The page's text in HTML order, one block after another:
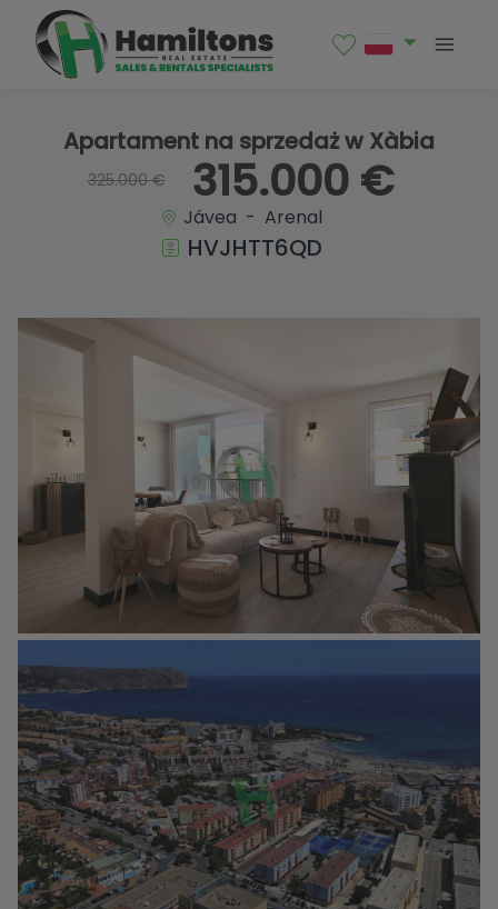
Apartament na sprzedaż w Xàbia
325.000 € 315.000 €
Jávea - Arenal
HVJHTT6QD
1 / 42